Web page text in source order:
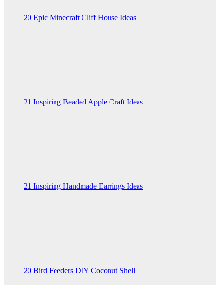
20 Epic Minecraft Cliff House Ideas
21 Inspiring Beaded Apple Craft Ideas
21 Inspiring Handmade Earrings Ideas
20 Bird Feeders DIY Coconut Shell